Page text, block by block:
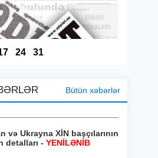
24 31
Bütün xəbərlər
və Ukrayna XİN başçılarının
detalları - YENİLƏNİB